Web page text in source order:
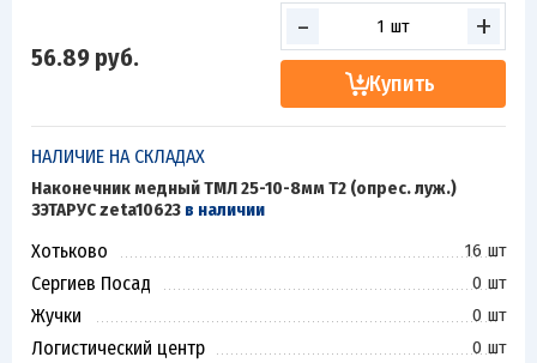
56.89 руб.
- +
Купить
НАЛИЧИЕ НА СКЛАДАХ
Наконечник медный ТМЛ 25-10-8мм Т2 (опрес. луж.)
ЗЭТАРУС zeta10623 в наличии
Хотьково 16 шт
Сергиев Посад 0 шт
Жучки 0 шт
Логистический центр 0 шт